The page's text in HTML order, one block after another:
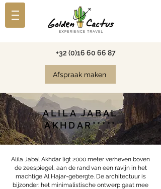
+32 (0)16 60 66 87
Afspraak maken
ALILA JABAL
AKHDAR*****
Alila Jabal Akhdar ligt 2000 meter verheven boven
de zeespiegel, aan de rand van een ravijn in het
machtige Al Hajar-gebergte. De architectuur is
bijzonder: het minimalistische ontwerp gaat mee